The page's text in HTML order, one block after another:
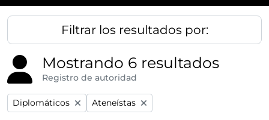
Filtrar los resultados por:
Mostrando 6 resultados
Registro de autoridad
Remove filter:
Diplomáticos Remove filter:
Ateneístas